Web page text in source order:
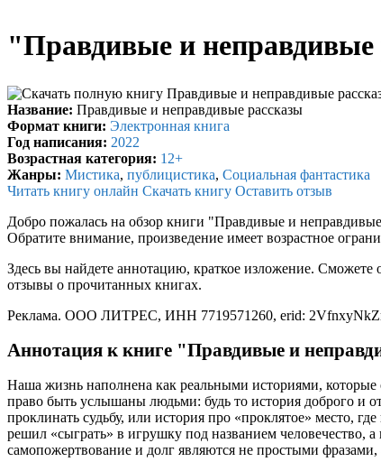
"Правдивые и неправдивые
Название: Правдивые и неправдивые рассказы
Формат книги: Электронная книга
Год написания: 2022
Возрастная категория: 12+
Жанры: Мистика, публицистика, Социальная фантастика
Читать книгу онлайн Скачать книгу Оставить отзыв
Добро пожалась на обзор книги "Правдивые и
Обратите внимание, произведение имеет возрастное
Здесь вы найдете аннотацию, краткое изложение.
отзывы о прочитанных книгах.
Реклама. ООО ЛИТРЕС, ИНН 7719571260, erid:
Аннотация к книге "Правдивые и
Наша жизнь наполнена как реальными историями,
право быть услышаны людьми: будь то история доброго и
проклинать судьбу, или история про «проклятое» место,
решил «сыграть» в игрушку под названием человечество,
самопожертвование и долг являются не простыми